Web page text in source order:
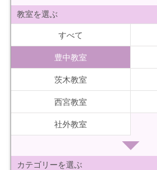
教室を選ぶ
すべて
豊中教室
茨木教室
西宮教室
社外教室
カテゴリーを選ぶ